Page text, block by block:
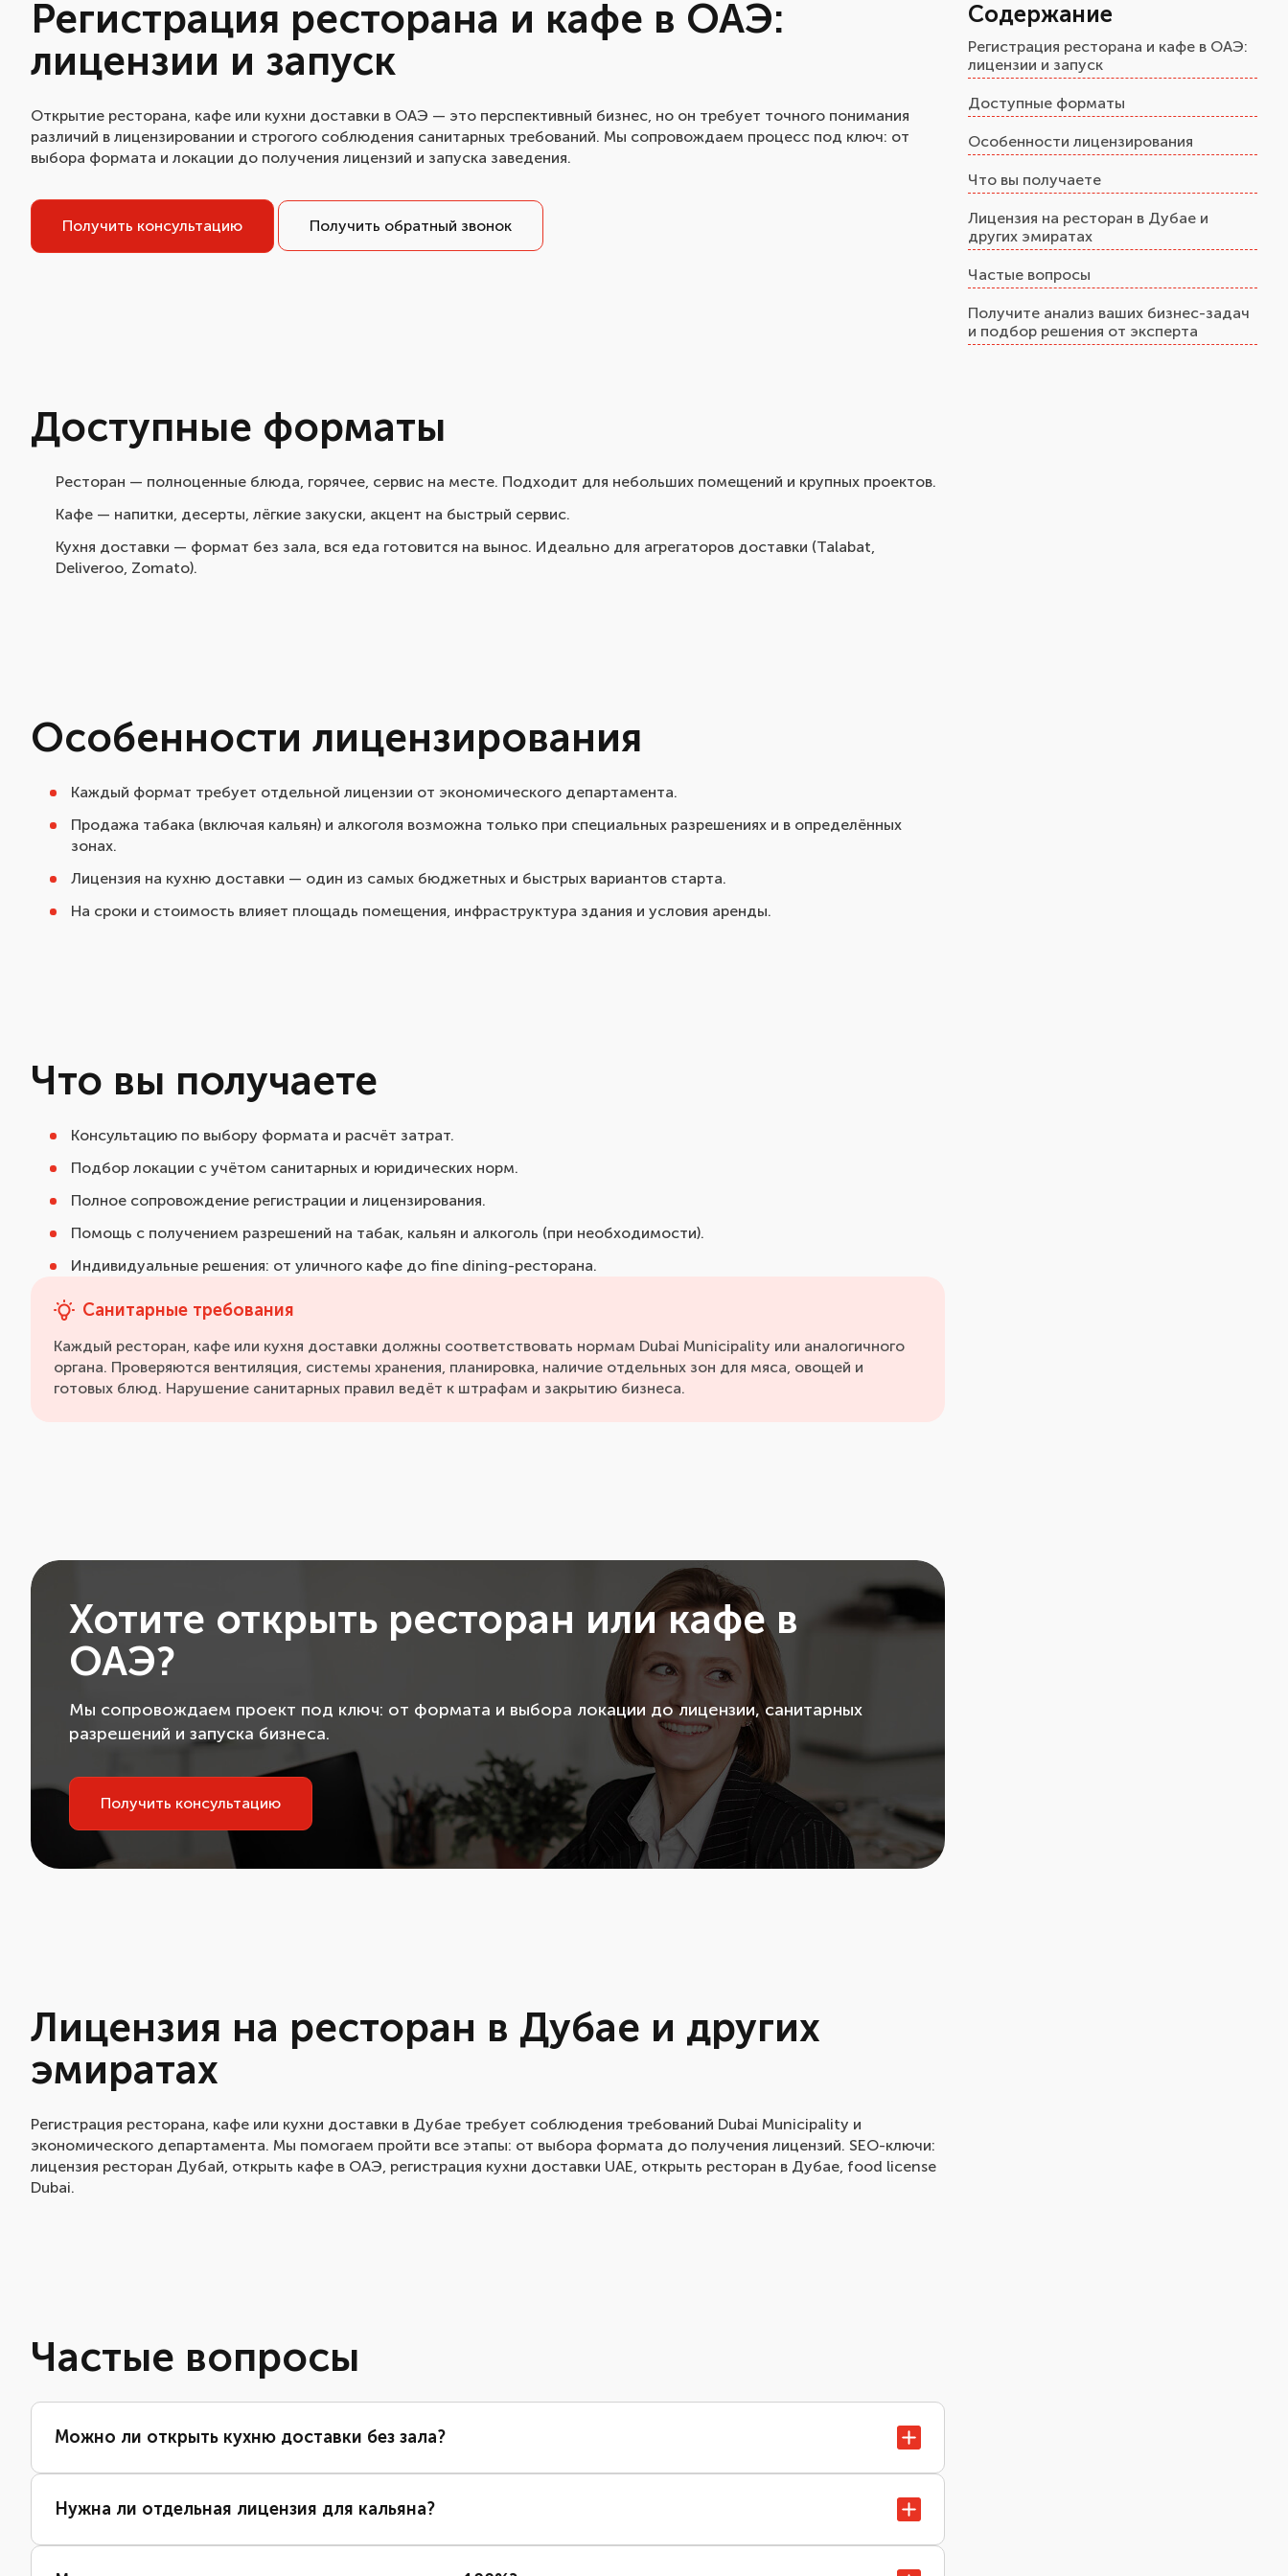
Регистрация ресторана и кафе в ОАЭ:
лицензии и запуск
Открытие ресторана, кафе или кухни доставки в ОАЭ — это перспективный бизнес, но он требует точного понимания
различий в лицензировании и строгого соблюдения санитарных требований. Мы сопровождаем процесс под ключ: от
выбора формата и локации до получения лицензий и запуска заведения.
Получить консультацию Получить обратный звонок
Доступные форматы
Ресторан — полноценные блюда, горячее, сервис на месте. Подходит для небольших помещений и крупных проектов.
Кафе — напитки, десерты, лёгкие закуски, акцент на быстрый сервис.
Кухня доставки — формат без зала, вся еда готовится на вынос. Идеально для агрегаторов доставки (Talabat,
Deliveroo, Zomato).
Особенности лицензирования
Каждый формат требует отдельной лицензии от экономического департамента.
Продажа табака (включая кальян) и алкоголя возможна только при специальных разрешениях и в определённых
зонах.
Лицензия на кухню доставки — один из самых бюджетных и быстрых вариантов старта.
На сроки и стоимость влияет площадь помещения, инфраструктура здания и условия аренды.
Что вы получаете
Консультацию по выбору формата и расчёт затрат.
Подбор локации с учётом санитарных и юридических норм.
Полное сопровождение регистрации и лицензирования.
Помощь с получением разрешений на табак, кальян и алкоголь (при необходимости).
Индивидуальные решения: от уличного кафе до fine dining-ресторана.
Санитарные требования
Каждый ресторан, кафе или кухня доставки должны соответствовать нормам Dubai Municipality или аналогичного
органа. Проверяются вентиляция, системы хранения, планировка, наличие отдельных зон для мяса, овощей и
готовых блюд. Нарушение санитарных правил ведёт к штрафам и закрытию бизнеса.
Хотите открыть ресторан или кафе в
ОАЭ?
Мы сопровождаем проект под ключ: от формата и выбора локации до лицензии, санитарных
разрешений и запуска бизнеса.
Получить консультацию
Лицензия на ресторан в Дубае и других
эмиратах
Регистрация ресторана, кафе или кухни доставки в Дубае требует соблюдения требований Dubai Municipality и
экономического департамента. Мы помогаем пройти все этапы: от выбора формата до получения лицензий. SEO-ключи:
лицензия ресторан Дубай, открыть кафе в ОАЭ, регистрация кухни доставки UAE, открыть ресторан в Дубае, food license
Dubai.
Частые вопросы
Можно ли открыть кухню доставки без зала?
Нужна ли отдельная лицензия для кальяна?
Содержание
Регистрация ресторана и кафе в ОАЭ:
лицензии и запуск
Доступные форматы
Особенности лицензирования
Что вы получаете
Лицензия на ресторан в Дубае и
других эмиратах
Частые вопросы
Получите анализ ваших бизнес-задач
и подбор решения от эксперта